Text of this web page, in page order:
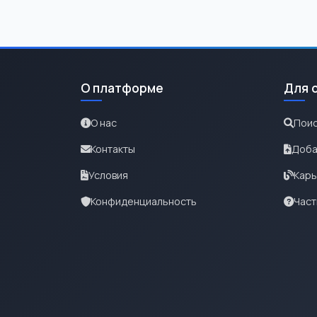
О платформе
О нас
Контакты
Условия
Конфиденциальность
Для